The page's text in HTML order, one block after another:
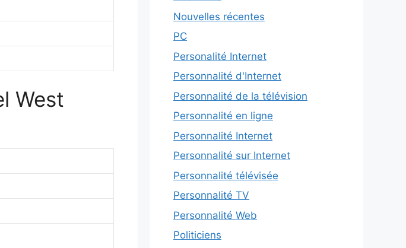
West
Nouvelles récentes
PC
Personalité Internet
Personnalité d'Internet
Personnalité de la télévision
Personnalité en ligne
Personnalité Internet
Personnalité sur Internet
Personnalité télévisée
Personnalité TV
Personnalité Web
Politiciens